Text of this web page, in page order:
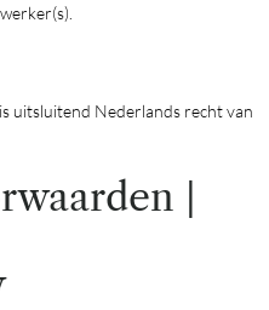
uitsluitend Nederlands recht van
|